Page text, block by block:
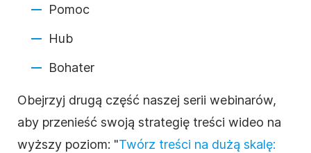
Pomoc
Hub
Bohater
Obejrzyj drugą część naszej serii webinarów,
aby przenieść swoją strategię treści wideo na
wyższy poziom: "Twórz treści na dużą skalę: